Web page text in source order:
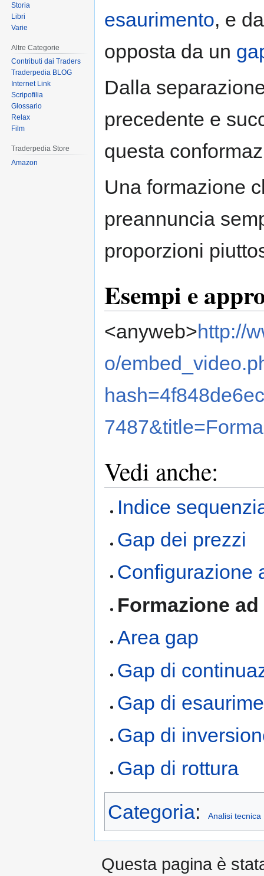
esaurimento, e
opposta da un
Dalla
precedente e
questa
Una formazione
preannuncia
proporzioni
Esempi e
<anyweb>http://
o/
Vedi anche:
Indice
Gap dei prezzi
Configurazione
Formazione
Area gap
Gap di
Gap di
Gap di
Gap di rottura
Categoria: Analisi tecnica
Storia
Libri
Varie
Altre Categorie
Contributi dai Traders
Traderpedia BLOG
Internet Link
Scripofilia
Glossario
Relax
Film
Traderpedia Store
Amazon
Questa pagina è